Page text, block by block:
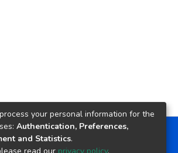
license is described as:
NoDerivs 4.0 License
your personal information for the
Authentication, Preferences,
and Statistics.